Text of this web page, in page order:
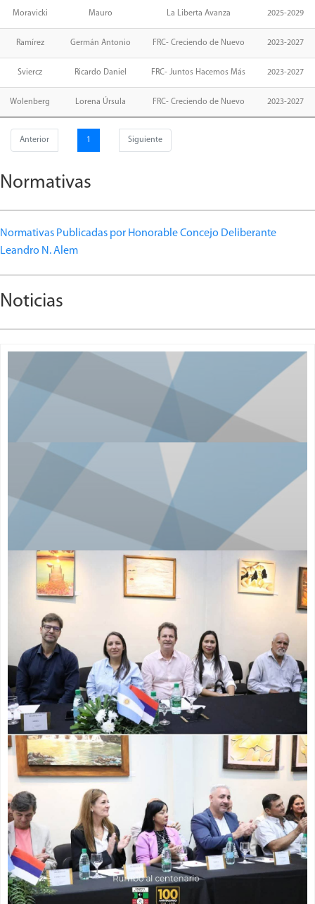
Moravicki Mauro La Liberta Avanza 2025-2029
Ramírez Germán Antonio FRC- Creciendo de Nuevo 2023-2027
Sviercz Ricardo Daniel FRC- Juntos Hacemos Más 2023-2027
Wolenberg Lorena Úrsula FRC- Creciendo de Nuevo 2023-2027
Anterior 1 Siguiente
Normativas
Normativas Publicadas por Honorable Concejo Deliberante
Leandro N. Alem
Noticias